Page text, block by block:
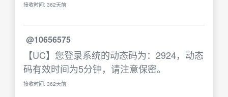
接收时间: 362天前
@10656575
【UC】您登录系统的动态码为：2924，动态
码有效时间为5分钟，请注意保密。
接收时间: 362天前